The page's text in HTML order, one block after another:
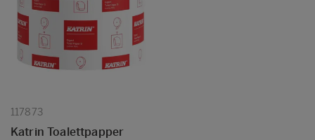
117873
Katrin Toalettpapper